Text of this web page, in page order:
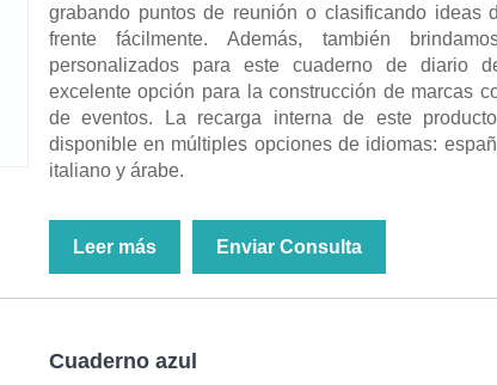
grabando puntos de reunión o clasificando ideas
frente fácilmente. Además, también
personalizados para este cuaderno de diario
excelente opción para la construcción de marcas
de eventos. La recarga interna de este
disponible en múltiples opciones de idiomas:
italiano y árabe.
Leer más Enviar Consulta
Cuaderno azul